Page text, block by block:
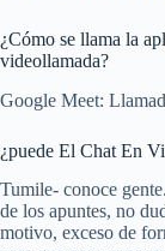
¿Cómo se llama la
videollamada?
Google Meet:
¿puede El Chat En
Tumile- conoce
de los apuntes, no
motivo, exceso de